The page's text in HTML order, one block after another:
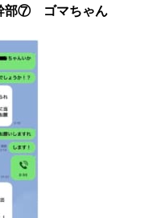
部⑦ ゴマちゃん